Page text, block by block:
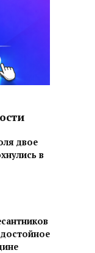
двое
в
достойное